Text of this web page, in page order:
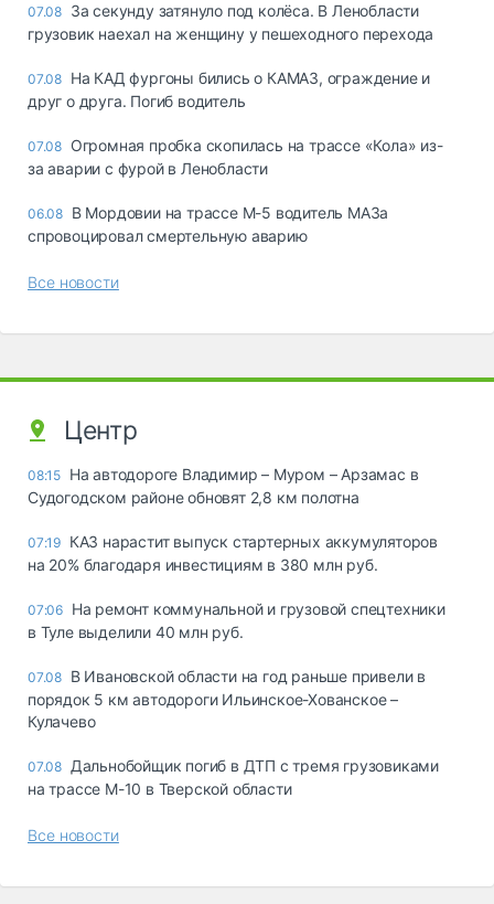
07.08 За секунду затянуло под колёса. В Ленобласти
грузовик наехал на женщину у пешеходного перехода
07.08 На КАД фургоны бились о КАМАЗ, ограждение и
друг о друга. Погиб водитель
07.08 Огромная пробка скопилась на трассе «Кола» из-
за аварии с фурой в Ленобласти
06.08 В Мордовии на трассе М-5 водитель МАЗа
спровоцировал смертельную аварию
Все новости
Центр
08:15 На автодороге Владимир – Муром – Арзамас в
Судогодском районе обновят 2,8 км полотна
07:19 КАЗ нарастит выпуск стартерных аккумуляторов
на 20% благодаря инвестициям в 380 млн руб.
07:06 На ремонт коммунальной и грузовой спецтехники
в Туле выделили 40 млн руб.
07.08 В Ивановской области на год раньше привели в
порядок 5 км автодороги Ильинское-Хованское –
Кулачево
07.08 Дальнобойщик погиб в ДТП с тремя грузовиками
на трассе М-10 в Тверской области
Все новости